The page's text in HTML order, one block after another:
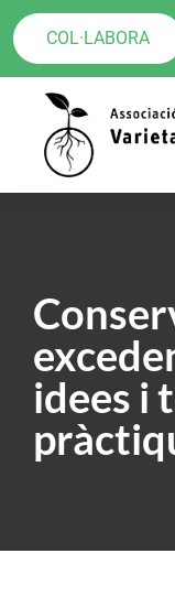
COL·LABORA
idees i